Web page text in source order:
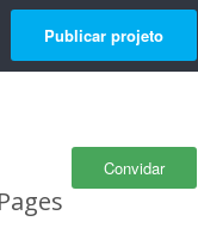
Publicar projeto
Convidar